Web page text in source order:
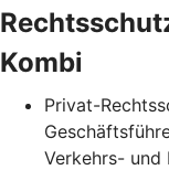
Kombi
Privat-
Verkehrs- und